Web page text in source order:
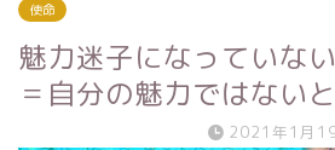
使命
魅力迷子になっていな
＝自分の魅力ではない
2021年1月